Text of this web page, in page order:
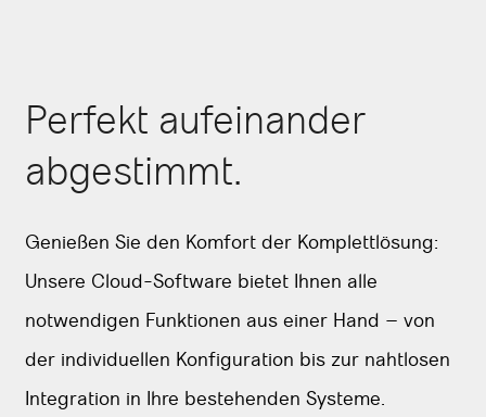
Perfekt aufeinander
abgestimmt.
Genießen Sie den Komfort der Komplettlösung:
Unsere Cloud-Software bietet Ihnen alle
notwendigen Funktionen aus einer Hand – von
der individuellen Konfiguration bis zur nahtlosen
Integration in Ihre bestehenden Systeme.